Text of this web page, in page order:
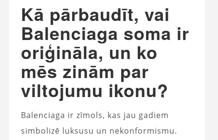
Kā pārbaudīt, vai
Balenciaga soma ir
oriģināla, un ko
mēs zinām par
viltojumu ikonu?
Balenciaga ir zīmols, kas jau gadiem
simbolizē luksusu un nekonformismu.